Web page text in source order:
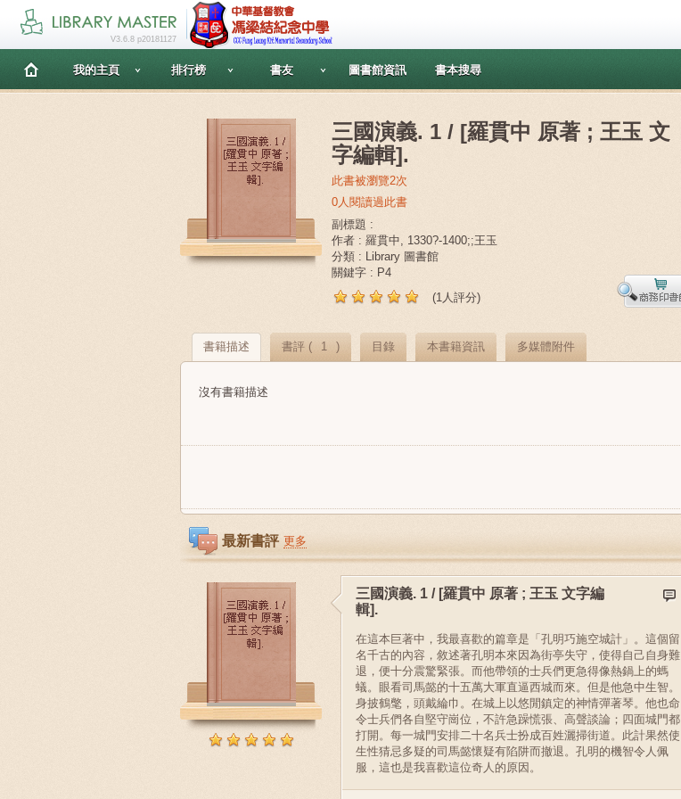
V3.6.8 p20181127
我的主頁 排行榜 書友 圖書館資訊 書本搜尋
三國演義. 1 / [羅貫中 原著 ; 王玉 文
字編輯].
此書被瀏覽2次
0人閱讀過此書
副標題 :
作者 : 羅貫中, 1330?-1400;;王玉
分類 : Library 圖書館
關鍵字 : P4
(1人評分)
書籍描述 書評 ( 1 ) 目錄 本書籍資訊 多媒體附件
沒有書籍描述
最新書評 更多
三國演義. 1 / [羅貫中 原著 ; 王玉 文字編
輯].
在這本巨著中，我最喜歡的篇章是「孔明巧施空城計」。這個留
名千古的內容，敘述著孔明本來因為街亭失守，使得自己自身難
退，便十分震驚緊張。而他帶領的士兵們更急得像熱鍋上的螞
蟻。眼看司馬懿的十五萬大軍直逼西城而來。但是他急中生智。
身披鶴氅，頭戴綸巾。在城上以悠閒鎮定的神情彈著琴。他也命
令士兵們各自堅守崗位，不許急躁慌張、高聲談論；四面城門都
打開。每一城門安排二十名兵士扮成百姓灑掃街道。此計果然使
生性猜忌多疑的司馬懿懷疑有陷阱而撤退。孔明的機智令人佩
服，這也是我喜歡這位奇人的原因。